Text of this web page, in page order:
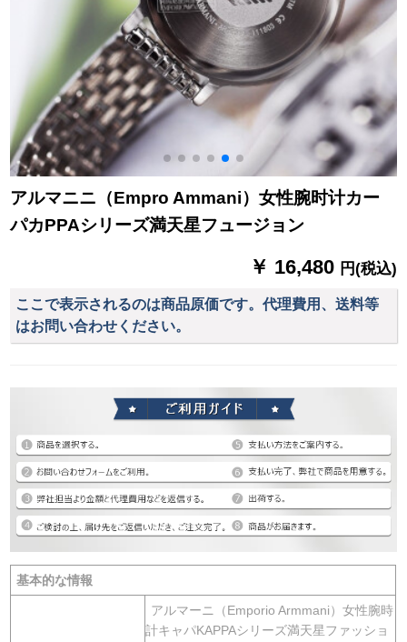
アルマニニ（Empro Ammani）女性腕时计カー
パカPPAシリーズ満天星フュージョン
￥ 16,480 円(税込)
ここで表示されるのは商品原価です。代理費用、送料等
はお問い合わせください。
基本的な情報
アルマーニ（Emporio Armmani）女性腕時
計キャパKAPPAシリーズ満天星ファッショ